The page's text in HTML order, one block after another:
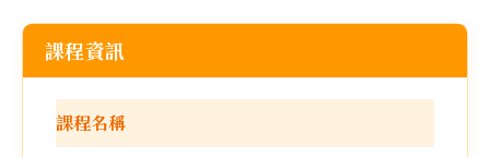
課程資訊
課程名稱